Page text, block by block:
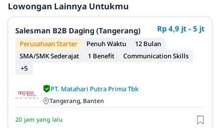
Lowongan Lainnya Untukmu
Salesman B2B Daging (Tangerang) Rp 4,9 jt - 5 jt
Perusahaan Starter Penuh Waktu
12 Bulan
SMA/SMK Sederajat
1 Benefit
Communication Skills
+5
PT. Matahari Putra Prima Tbk
Tangerang, Banten
20 jam yang lalu